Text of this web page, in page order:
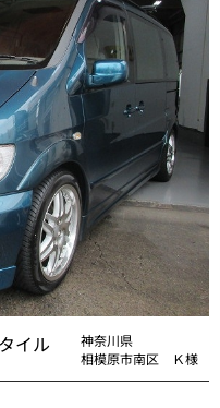
イル
神奈川県
相模原市南区 Ｋ様